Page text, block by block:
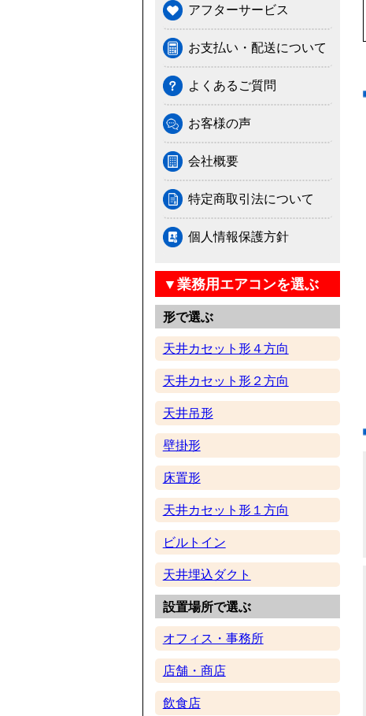
アフターサービス
お支払い・配送について
よくあるご質問
お客様の声
会社概要
特定商取引法について
個人情報保護方針
▼業務用エアコンを選ぶ
形で選ぶ
天井カセット形４方向
天井カセット形２方向
天井吊形
壁掛形
床置形
天井カセット形１方向
ビルトイン
天井埋込ダクト
設置場所で選ぶ
オフィス・事務所
店舗・商店
飲食店